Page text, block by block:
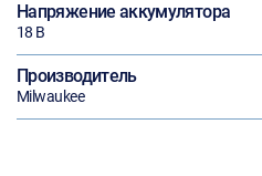
Напряжение аккумулятора
18 В
Производитель
Milwaukee